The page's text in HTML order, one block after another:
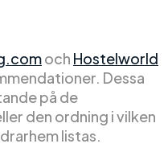
och Hostelworld
Dessa
på de
den ordning i vilken
listas.